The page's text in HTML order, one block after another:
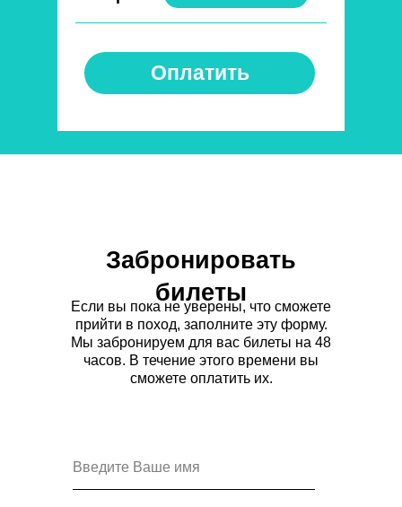
Оплатить
Забронировать
билеты
Если вы пока не уверены, что сможете
прийти в поход, заполните эту форму.
Мы забронируем для вас билеты на 48
часов. В течение этого времени вы
сможете оплатить их.